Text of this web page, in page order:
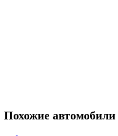
Похожие автомобили